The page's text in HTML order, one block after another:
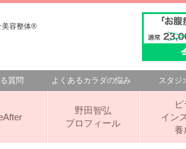
美容整体®️
質問 よくあるカラダの悩み スタジ
野田智弘
プロフィール
イン
養